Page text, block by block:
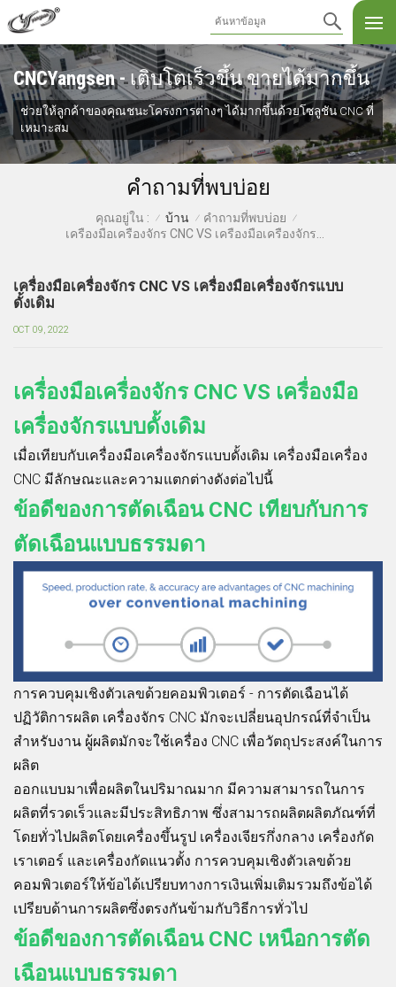
CNCYangsen - เติบโตเร็วขึ้น ขายได้มากขึ้น
ช่วยให้ลูกค้าของคุณชนะโครงการต่างๆ ได้มากขึ้นด้วยโซลูชัน CNC ที่
เหมาะสม
คำถามที่พบบ่อย
คุณอยู่ใน : / บ้าน / คำถามที่พบบ่อย /
เครื่องมือเครื่องจักร CNC VS เครื่องมือเครื่องจักรแบบ
ดั้งเดิม
OCT 09, 2022
เครื่องมือเครื่องจักร CNC VS เครื่องมือ
เครื่องจักรแบบดั้งเดิม
เมื่อเทียบกับเครื่องมือเครื่องจักรแบบดั้งเดิม เครื่องมือเครื่อง
CNC มีลักษณะและความแตกต่างดังต่อไปนี้
ข้อดีของการตัดเฉือน CNC เทียบกับการ
ตัดเฉือนแบบธรรมดา
การควบคุมเชิงตัวเลขด้วยคอมพิวเตอร์ - การตัดเฉือนได้
ปฏิวัติการผลิต เครื่องจักร CNC มักจะเปลี่ยนอุปกรณ์ที่จำเป็น
สำหรับงาน ผู้ผลิตมักจะใช้เครื่อง CNC เพื่อวัตถุประสงค์ในการ
ผลิต
ออกแบบมาเพื่อผลิตในปริมาณมาก มีความสามารถในการ
ผลิตที่รวดเร็วและมีประสิทธิภาพ ซึ่งสามารถผลิตผลิตภัณฑ์ที่
โดยทั่วไปผลิตโดยเครื่องขึ้นรูป เครื่องเจียรกึ่งกลาง เครื่องกัด
เราเตอร์ และเครื่องกัดแนวตั้ง การควบคุมเชิงตัวเลขด้วย
คอมพิวเตอร์ให้ข้อได้เปรียบทางการเงินเพิ่มเติมรวมถึงข้อได้
เปรียบด้านการผลิตซึ่งตรงกันข้ามกับวิธีการทั่วไป
ข้อดีของการตัดเฉือน CNC เหนือการตัด
เฉือนแบบธรรมดา